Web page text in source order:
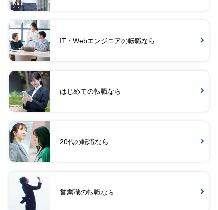
IT・Webエンジニアの転職なら
はじめての転職なら
20代の転職なら
営業職の転職なら